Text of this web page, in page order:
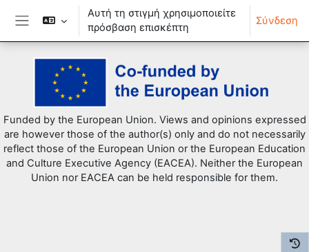
Μετάβαση στο κεντρικό περιεχόμενο
Funded by the European Union. Views and opinions expressed
are however those of the author(s) only and do not necessarily
reflect those of the European Union or the European Education
and Culture Executive Agency (EACEA). Neither the European
Union nor EACEA can be held responsible for them.
Πλευρικός πίνακας
Αυτή τη στιγμή χρησιμοποιείτε
πρόσβαση επισκέπτη
Σύνδεση